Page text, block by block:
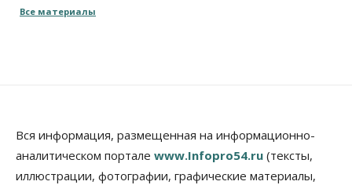
08 Августа 2026, 09:00
В Новосибирске прошёл митинг
против нового закона о памятниках
07 Августа 2026, 18:00
Все материалы
Вся информация, размещенная на информационно-
аналитическом портале www.Infopro54.ru (тексты,
иллюстрации, фотографии, графические материалы,